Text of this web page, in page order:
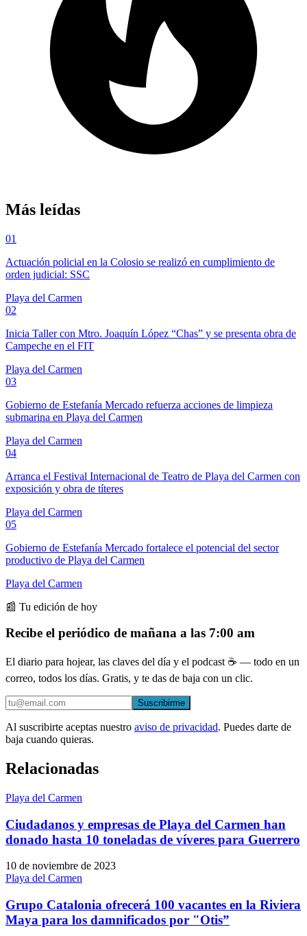
Más leídas
01
Actuación policial en la Colosio se realizó en cumplimiento de
orden judicial: SSC
Playa del Carmen
02
Inicia Taller con Mtro. Joaquín López “Chas” y se presenta obra de
Campeche en el FIT
Playa del Carmen
03
Gobierno de Estefanía Mercado refuerza acciones de limpieza
submarina en Playa del Carmen
Playa del Carmen
04
Arranca el Festival Internacional de Teatro de Playa del Carmen con
exposición y obra de títeres
Playa del Carmen
05
Gobierno de Estefanía Mercado fortalece el potencial del sector
productivo de Playa del Carmen
Playa del Carmen
📰 Tu edición de hoy
Recibe el periódico de mañana a las 7:00 am
El diario para hojear, las claves del día y el podcast ☕ — todo en un
correo, todos los días. Gratis, y te das de baja con un clic.
Suscribirme
Al suscribirte aceptas nuestro aviso de privacidad. Puedes darte de
baja cuando quieras.
Relacionadas
Playa del Carmen
Ciudadanos y empresas de Playa del Carmen han
donado hasta 10 toneladas de víveres para Guerrero
10 de noviembre de 2023
Playa del Carmen
Grupo Catalonia ofrecerá 100 vacantes en la Riviera
Maya para los damnificados por "Otis”